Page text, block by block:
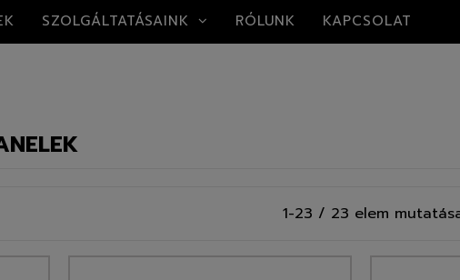
SZOLGÁLTATÁSAINK RÓLUNK KAPCSOLAT
1-23 / 23 elem